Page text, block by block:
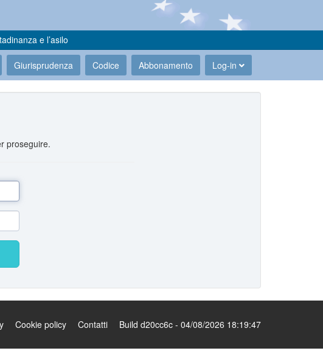
e l’asilo
Giurisprudenza Codice Abbonamento Log-in
proseguire.
Cookie policy Contatti Build d20cc6c - 04/08/2026 18:19:47